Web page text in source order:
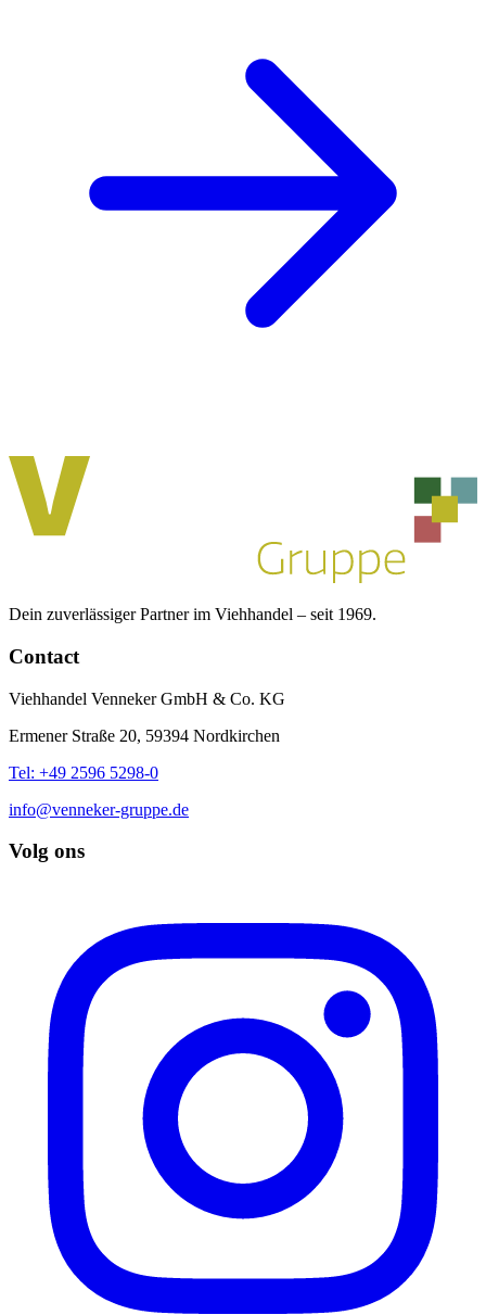
Dein zuverlässiger Partner im Viehhandel – seit 1969.
Contact
Viehhandel Venneker GmbH & Co. KG
Ermener Straße 20, 59394 Nordkirchen
Tel: +49 2596 5298-0
info@venneker-gruppe.de
Volg ons